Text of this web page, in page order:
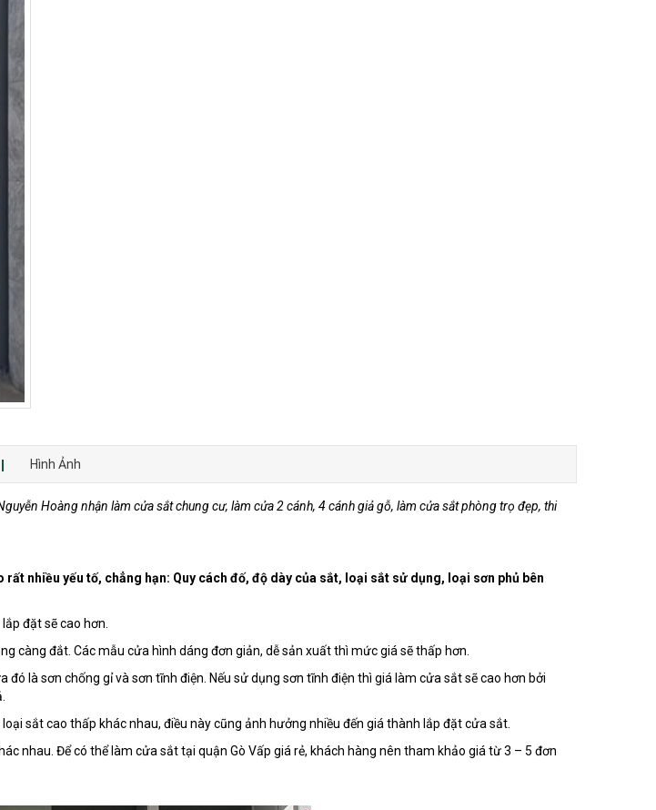
Hình Ảnh
Hoàng nhận làm cửa sắt chung cư, làm cửa 2 cánh, 4 cánh giả gỗ, làm cửa sắt phòng trọ đẹp, thi
nhiều yếu tố, chẳng hạn: Quy cách đố, độ dày của sắt, loại sắt sử dụng, loại sơn phủ bên
đặt sẽ cao hơn.
càng đắt. Các mẫu cửa hình dáng đơn giản, dễ sản xuất thì mức giá sẽ thấp hơn.
là sơn chống gỉ và sơn tĩnh điện. Nếu sử dụng sơn tĩnh điện thì giá làm cửa sắt sẽ cao hơn bởi
sắt cao thấp khác nhau, điều này cũng ảnh hưởng nhiều đến giá thành lắp đặt cửa sắt.
nhau. Để có thể làm cửa sắt tại quận Gò Vấp giá rẻ, khách hàng nên tham khảo giá từ 3 – 5 đơn